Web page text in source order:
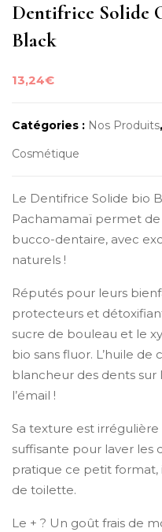
Dentifrice Solide
Black
13,24€
Catégories : Nos Produits,
Cosmétique
Le Dentifrice Solide bio
Pachamamaï permet
bucco-dentaire, avec
naturels !
Réputés pour leurs
protecteurs et
sucre de bouleau et le
bio sans fluor. L’huile
blancheur des dents sur
l’émail !
Sa texture est
suffisante pour laver les
pratique ce petit format,
de toilette.
Le + ? Un goût frais de